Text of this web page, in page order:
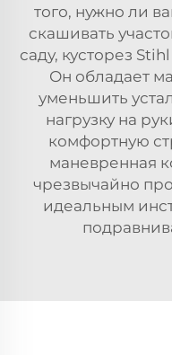
того, нужно ли
скашивать
саду, кусторез
Он обладает
уменьшить
нагрузку на
комфортную
маневренная
чрезвычайно
идеальным